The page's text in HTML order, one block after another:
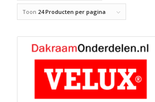
Toon 24 Producten per pagina